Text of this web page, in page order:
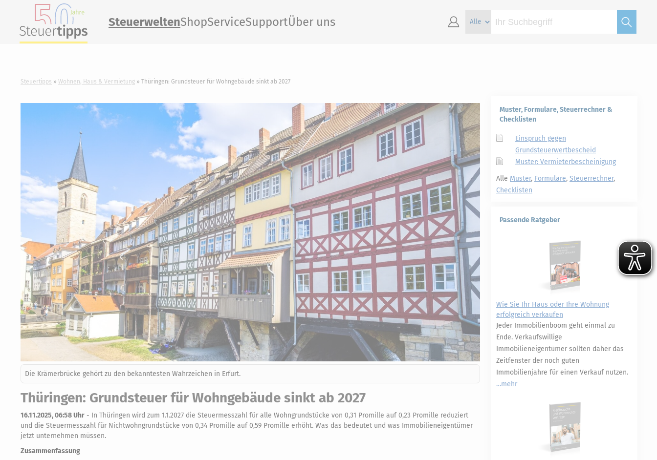
SteuerweltenShopServiceSupportÜber uns
Steuertipps Wohnen, Haus & Vermietung Thüringen: Grundsteuer für Wohngebäude sinkt ab 2027
Die Krämerbrücke gehört zu den bekanntesten Wahrzeichen in Erfurt.
Thüringen: Grundsteuer für Wohngebäude sinkt ab 2027
16.11.2025, 06:58 Uhr - In Thüringen wird zum 1.1.2027 die Steuermesszahl für alle Wohngrundstücke von 0,31 Promille auf 0,23 Promille reduziert
und die Steuermesszahl für Nichtwohngrundstücke von 0,34 Promille auf 0,59 Promille erhöht. Was das bedeutet und was Immobilieneigentümer
jetzt unternehmen müssen.
Zusammenfassung
Muster, Formulare, Steuerrechner &
Checklisten
Einspruch gegen
Grundsteuerwertbescheid
Muster: Vermieterbescheinigung
Alle Muster, Formulare, Steuerrechner,
Checklisten
Passende Ratgeber
Wie Sie Ihr Haus oder Ihre Wohnung
erfolgreich verkaufen
Jeder Immobilienboom geht einmal zu
Ende. Verkaufswillige
Immobilieneigentümer sollten daher das
Zeitfenster der noch guten
Immobilienjahre für einen Verkauf nutzen.
mehr